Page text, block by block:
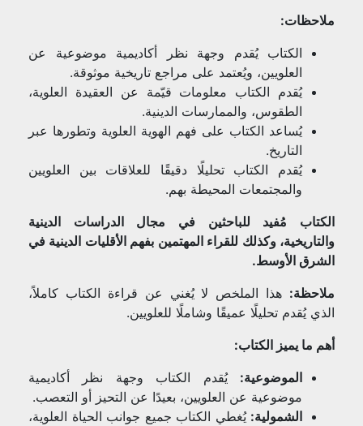
ملاحظات:
الكتاب يُقدم وجهة نظر أكاديمية موضوعية عن
العلويين، ويُعتمد على مراجع تاريخية موثوقة.
يُقدم الكتاب معلومات قيّمة عن العقيدة العلوية،
الطقوس، والممارسات الدينية.
يُساعد الكتاب على فهم الهوية العلوية وتطورها عبر
التاريخ.
يُقدم الكتاب تحليلًا دقيقًا للعلاقات بين العلويين
والمجتمعات المحيطة بهم.
الكتاب مُفيد للباحثين في مجال الدراسات الدينية
والتاريخية، وكذلك للقراء المهتمين بفهم الأقليات الدينية في
الشرق الأوسط.
ملاحظة: هذا الملخص لا يُغني عن قراءة الكتاب كاملاً،
الذي يُقدم تحليلًا عميقًا وشاملًا للعلويين.
أهم ما يميز الكتاب:
الموضوعية: يُقدم الكتاب وجهة نظر أكاديمية
موضوعية عن العلويين، بعيدًا عن التحيز أو التعصب.
الشمولية: يُغطي الكتاب جميع جوانب الحياة العلوية،